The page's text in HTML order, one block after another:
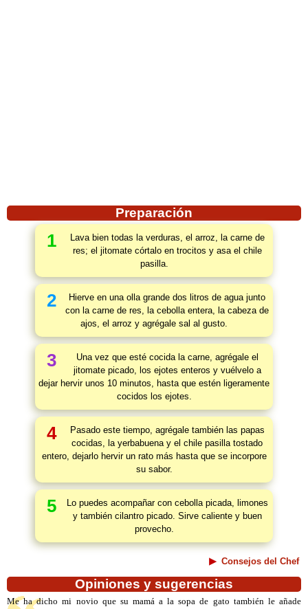
Preparación
1
Lava bien todas la verduras, el arroz, la carne de
res; el jitomate córtalo en trocitos y asa el chile
pasilla.
2
Hierve en una olla grande dos litros de agua junto
con la carne de res, la cebolla entera, la cabeza de
ajos, el arroz y agrégale sal al gusto.
3
Una vez que esté cocida la carne, agrégale el
jitomate picado, los ejotes enteros y vuélvelo a
dejar hervir unos 10 minutos, hasta que estén ligeramente
cocidos los ejotes.
4
Pasado este tiempo, agrégale también las papas
cocidas, la yerbabuena y el chile pasilla tostado
entero, dejarlo hervir un rato más hasta que se incorpore
su sabor.
5
Lo puedes acompañar con cebolla picada, limones
y también cilantro picado. Sirve caliente y buen
provecho.
Consejos del Chef
Opiniones y sugerencias
Me ha dicho mi novio que su mamá a la sopa de gato también le añade